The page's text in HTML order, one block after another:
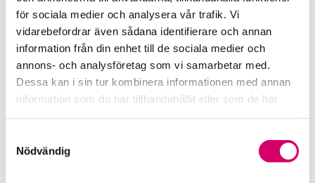
för sociala medier och analysera vår trafik. Vi
vidarebefordrar även sådana identifierare och annan
information från din enhet till de sociala medier och
annons- och analysföretag som vi samarbetar med.
Dessa kan i sin tur kombinera informationen med annan
information som du har tillhandahållit eller som de har
Nödvändig
Intromedia Digital AB
Uppsala
Telefon
018-24 88 77
Mobiltelefon
Skicka e-post